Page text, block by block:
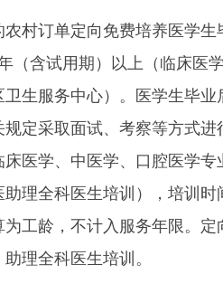
订单定向免费培养医学生
（含试用期）以上（临床医
生服务中心）。医学生毕
定采取面试、考察等方式
医学、中医学、口腔医学
理全科医生培训），培训
工龄，不计入服务年限。
理全科医生培训。